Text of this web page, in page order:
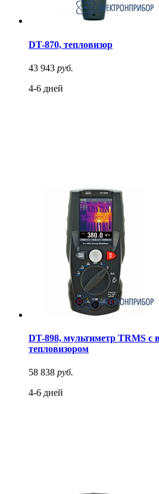
DT-870, тепловизор
43 943 руб.
4-6 дней
DT-898, мультиметр TRMS с
тепловизором
58 838 руб.
4-6 дней